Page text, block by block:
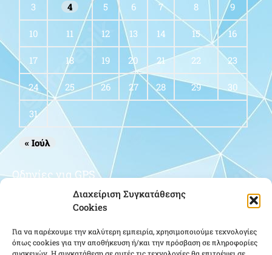
Διαχείριση Συγκατάθεσης
Cookies
Για να παρέχουμε την καλύτερη εμπειρία, χρησιμοποιούμε τεχνολογίες
όπως cookies για την αποθήκευση ή/και την πρόσβαση σε πληροφορίες
3 4 5 6 7 8 9
10 11 12 13 14 15 16
17 18 19 20 21 22 23
24 25 26 27 28 29 30
31
« Ιούλ
Οδηγίες για GPS